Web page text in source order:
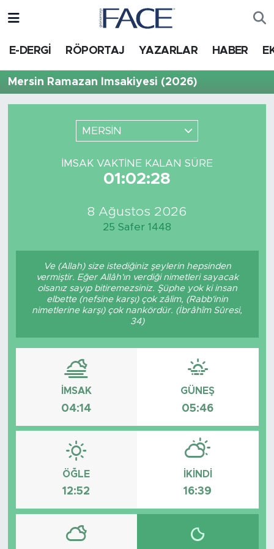
E-DERGİ RÖPORTAJ YAZARLAR HABER
Mersin Ramazan İmsakiyesi (2026)
MERSİN
İMSAK VAKTINE KALAN SÜRE
01:02:28
8 Ağustos 2026
25 Safer 1448
Ve (Allah) size istediğiniz şeylerin hepsinden
vermiştir. Eğer Allâh'ın verdiği nimetleri sayacak
olsanız sayıp bitiremezsiniz. Şüphe yok ki insan
elbette (nefsine karşı) çok zâlim, (Rabb'inin
nimetlerine karşı) çok nankördür. (İbrâhîm Sûresi,
34)
İMSAK
04:14
GÜNEŞ
05:46
ÖĞLE
12:52
İKINDI
16:39
HABER
Nöbetçi Eczaneler
Hava Durumu
Süper Lig Puan Durumu ve Fikstür
Tüm Manşetler